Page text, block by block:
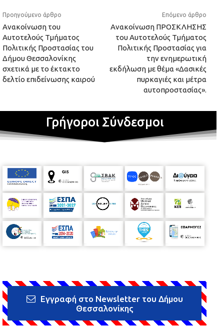
Προηγούμενο άρθρο
Ανακοίνωση του
Αυτοτελούς Τμήματος
Πολιτικής Προστασίας του
Δήμου Θεσσαλονίκης
σχετικά με το έκτακτο
δελτίο επιδείνωσης καιρού
Επόμενο άρθρο
Ανακοίνωση ΠΡΟΣΚΛΗΣΗΣ
τoυ Αυτοτελούς Τμήματος
Πολιτικής Προστασίας για
την ενημερωτική
εκδήλωση με θέμα «Δασικές
πυρκαγιές και μέτρα
αυτοπροστασίας».
Γρήγοροι Σύνδεσμοι
Εγγραφή στο Newsletter του Δήμου
Θεσσαλονίκης